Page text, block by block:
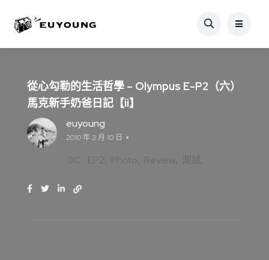
從心勾勒的生活哲學 – Olympus E-P2（六）
馬克新手奶爸日記【ii】
euyoung
2010 年 3 月 10 日
3C EP2 Photo Review 測試